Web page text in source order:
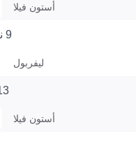
أستون فيلا
9 نوفمبر 2024
ليفربول
13 مايو
أستون فيلا